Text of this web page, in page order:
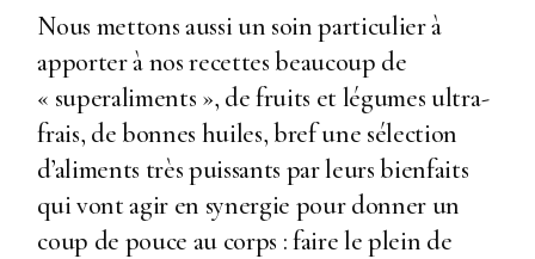
Nous mettons aussi un soin particulier à
apporter à nos recettes beaucoup de
« superaliments », de fruits et légumes ultra-
frais, de bonnes huiles, bref une sélection
d’aliments très puissants par leurs bienfaits
qui vont agir en synergie pour donner un
coup de pouce au corps : faire le plein de